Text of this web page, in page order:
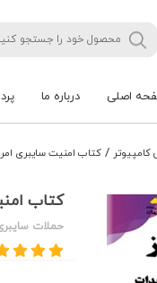
اصلی درباره ما
/ کتاب امنیت سایبری
کتاب
حملات